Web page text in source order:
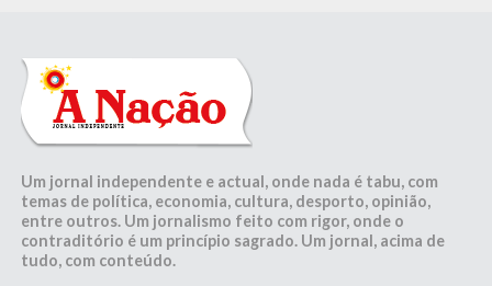
Um jornal independente e actual, onde nada é tabu, com
temas de política, economia, cultura, desporto, opinião,
entre outros. Um jornalismo feito com rigor, onde o
contraditório é um princípio sagrado. Um jornal, acima de
tudo, com conteúdo.